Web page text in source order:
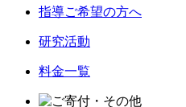
指導ご希望の方へ
研究活動
料金一覧